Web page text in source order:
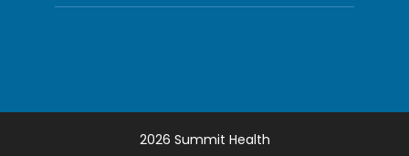
2026 Summit Health